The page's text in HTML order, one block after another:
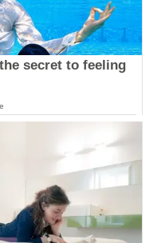
secret to feeling